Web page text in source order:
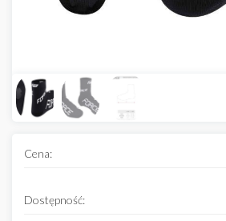
Cena:
Dostępność: